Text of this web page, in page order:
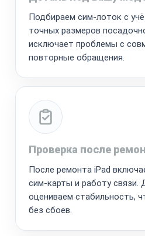
Подбираем сим-лоток с
точных размеров
исключает проблемы с
повторные обращения.
Проверка после
После ремонта iPad
сим-карты и работу связи.
оцениваем стабильность,
без сбоев.